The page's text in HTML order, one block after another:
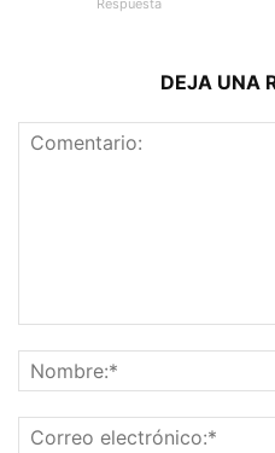
Respuesta
DEJA UNA